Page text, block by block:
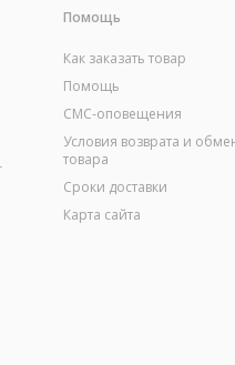
Помощь
Как заказать товар
Помощь
СМС-оповещения
Условия возврата и
товара
Сроки доставки
Карта сайта